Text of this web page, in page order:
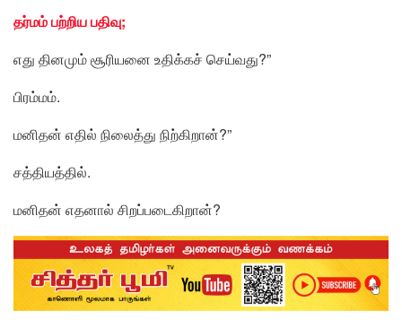
தர்மம் பற்றிய பதிவு;
எது தினமும் சூரியனை உதிக்கச் செய்வது?”
பிரம்மம்.
மனிதன் எதில் நிலைத்து நிற்கிறான்?”
சத்தியத்தில்.
மனிதன் எதனால் சிறப்படைகிறான்?